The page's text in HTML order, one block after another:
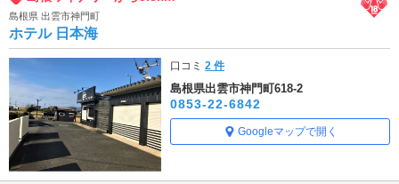
島根県 出雲市神門町
ホテル 日本海
口コミ2 件
島根県出雲市神門町618-2
0853-22-6842
Googleマップで開く